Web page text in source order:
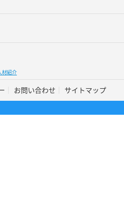
材紹介
お問い合わせ サイトマップ